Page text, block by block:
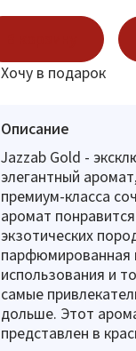
Хочу в подарок
Описание
Jazzab Gold -
элегантный
премиум-класса
аромат
экзотических
парфюмированная
использования и
самые
дольше. Этот
представлен в